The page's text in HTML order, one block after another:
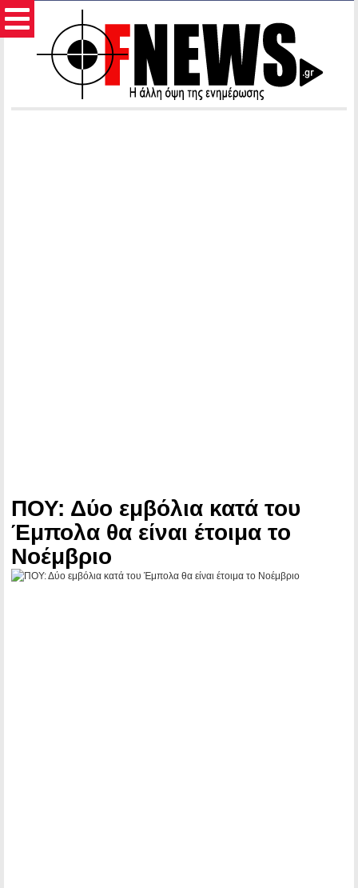
ΠΟΥ: Δύο εμβόλια κατά του
Έμπολα θα είναι έτοιμα το
Νοέμβριο